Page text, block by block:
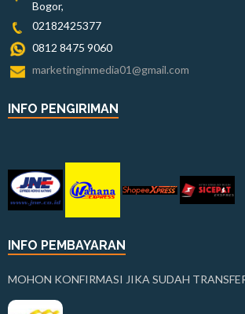
Bogor,
02182425377
0812 8475 9060
marketinginmedia01@gmail.com
INFO PENGIRIMAN
INFO PEMBAYARAN
MOHON KONFIRMASI JIKA SUDAH